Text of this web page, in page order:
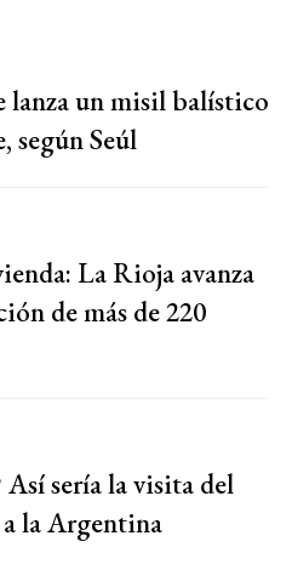
lanza un misil balístico
según Seúl
La Rioja avanza
de más de 220
sería la visita del
la Argentina